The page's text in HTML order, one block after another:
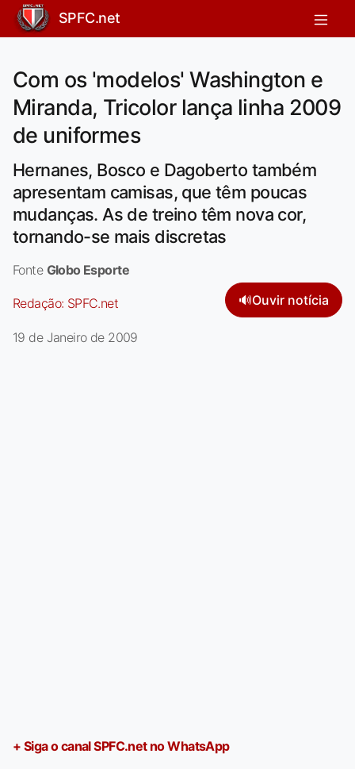
SPFC.net
Com os 'modelos' Washington e
Miranda, Tricolor lança linha 2009
de uniformes
Hernanes, Bosco e Dagoberto também
apresentam camisas, que têm poucas
mudanças. As de treino têm nova cor,
tornando-se mais discretas
Fonte Globo Esporte
Redação: SPFC.net 🔊Ouvir notícia
19 de Janeiro de 2009
+ Siga o canal SPFC.net no WhatsApp